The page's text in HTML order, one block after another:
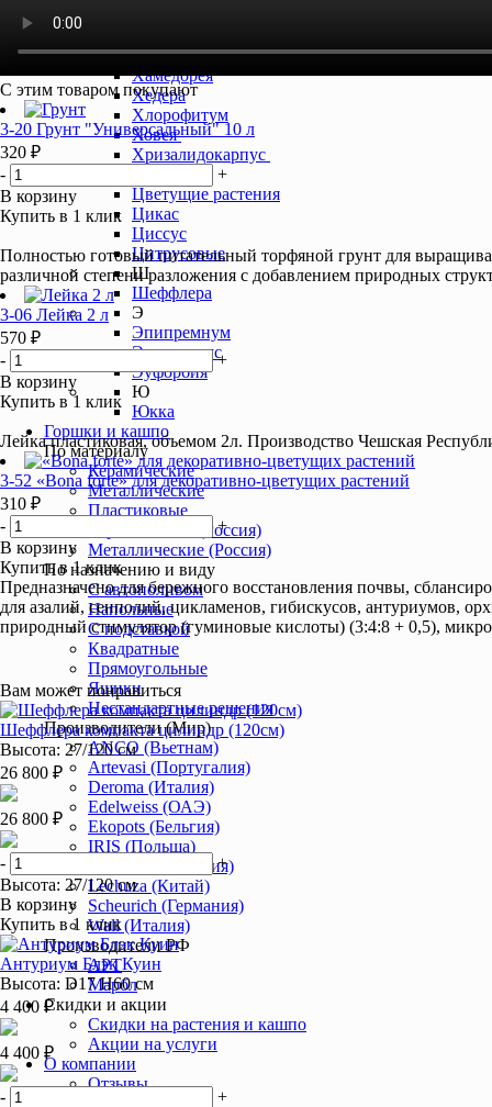
Х
Хамедорея
Хедера
Хлорофитум
Ховея
Хризалидокарпус
Цветущие растения
Цикас
Циссус
Цитрусовые
Ш
Шеффлера
Э
Эпипремнум
Эсхинантус
Эуфорбия
Ю
Юкка
Горшки и кашпо
По материалу
Керамические
Металлические
Пластиковые
Керамические (Россия)
Металлические (Россия)
По назначению и виду
С автополивом
Напольные
С подставкой
Квадратные
Прямоугольные
Ящики
Нестандартные решения
Производители (Мир)
ANCO (Вьетнам)
Artevasi (Португалия)
Deroma (Италия)
Edelweiss (ОАЭ)
Ekopots (Бельгия)
IRIS (Польша)
Lechuza (Германия)
Lechuza (Китай)
Scheurich (Германия)
Wall (Италия)
Производители РФ
АРТ
Марбл
Скидки и акции
Скидки на растения и кашпо
Акции на услуги
О компании
Отзывы
С этим товаром покупают
3-20 Грунт "Универсальный" 10 л
320 ₽
-
+
В корзину
Купить в 1 клик
Полностью готовый питательный торфяной грунт для
различной степени разложения с добавлением природных
3-06 Лейка 2 л
570 ₽
-
+
В корзину
Купить в 1 клик
Лейка пластиковая, объемом 2л. Производство Чешская
3-52 «Bona forte» для декоративно-цветущих растений
310 ₽
-
+
В корзину
Купить в 1 клик
Предназначено для бережного восстановления почвы,
для азалий, сенполий, цикламенов, гибискусов, антуриумов,
природный стимулятор (гуминовые кислоты) (3:4:8 + 0,5),
Вам может понравиться
Шеффлера компакта цилиндр (120см)
Высота: 27/120 см
26 800 ₽
26 800 ₽
-
+
Высота: 27/120 см
В корзину
Купить в 1 клик
Антуриум Блэк Куин
Высота: D17 H60 см
4 400 ₽
4 400 ₽
-
+